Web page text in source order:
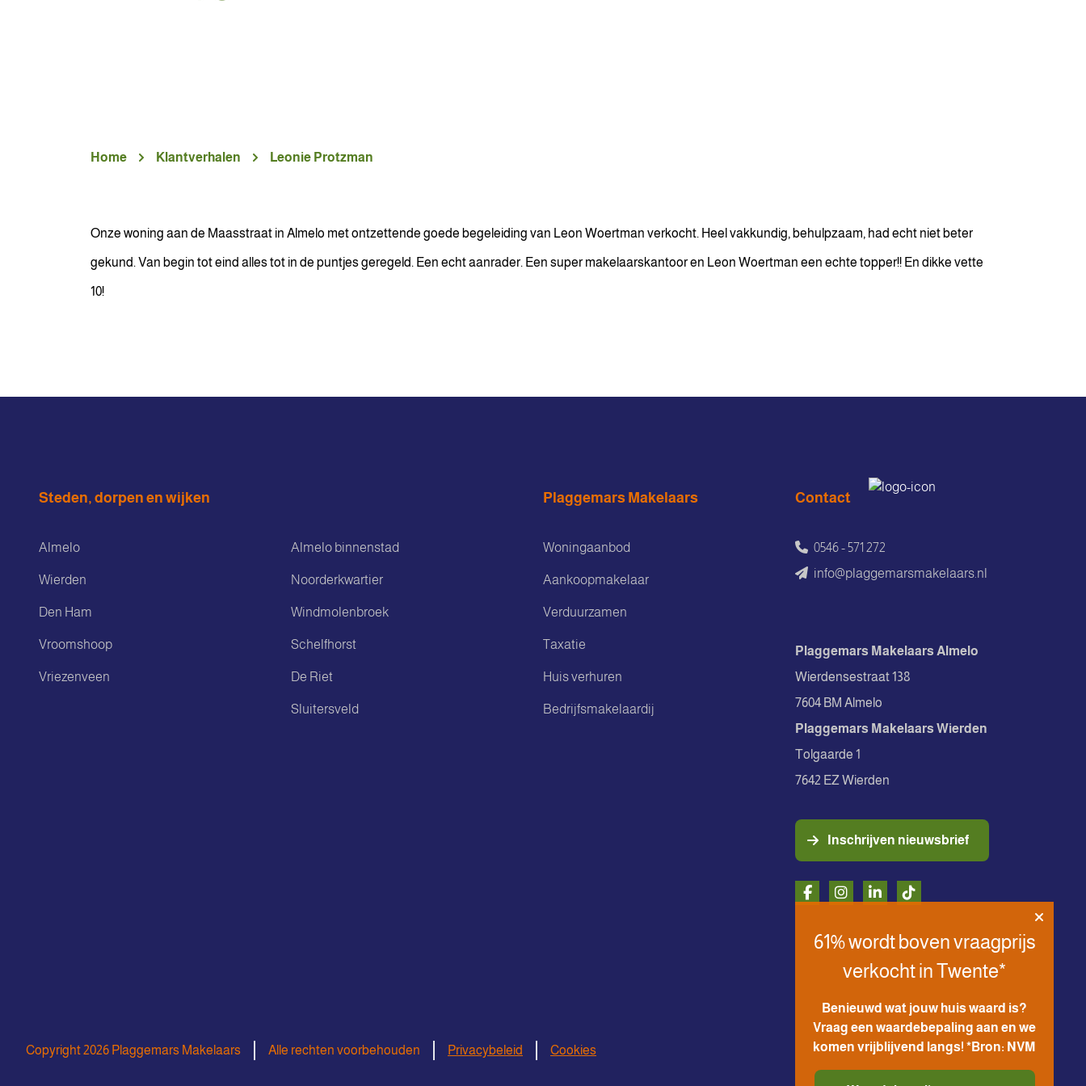
Home Klantverhalen Leonie Protzman
Onze woning aan de Maasstraat in Almelo met ontzettende goede begeleiding van Leon Woertman verkocht. Heel vakkundig, behulpzaam, had echt niet beter
gekund. Van begin tot eind alles tot in de puntjes geregeld. Een echt aanrader. Een super makelaarskantoor en Leon Woertman een echte topper!! En dikke vette
10!
Steden, dorpen en wijken
Almelo
Wierden
Den Ham
Vroomshoop
Vriezenveen
Almelo binnenstad
Noorderkwartier
Windmolenbroek
Schelfhorst
De Riet
Sluitersveld
Plaggemars Makelaars
Woningaanbod
Aankoopmakelaar
Verduurzamen
Taxatie
Huis verhuren
Bedrijfsmakelaardij
Contact
0546 - 571 272
info@plaggemarsmakelaars.nl
Plaggemars Makelaars Almelo
Wierdensestraat 138
7604 BM Almelo
Plaggemars Makelaars Wierden
Tolgaarde 1
7642 EZ Wierden
Inschrijven nieuwsbrief
Copyright 2026 Plaggemars Makelaars Alle rechten voorbehouden Privacybeleid Cookies
61% wordt boven vraagprijs
verkocht in Twente*
Benieuwd wat jouw huis waard is?
Vraag een waardebepaling aan en we
komen vrijblijvend langs! *Bron: NVM